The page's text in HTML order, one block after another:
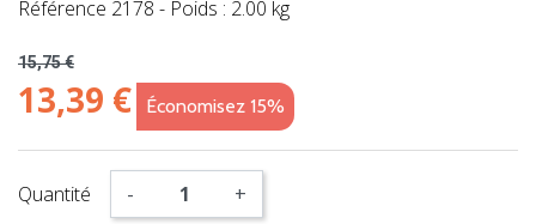
Référence 2178 - Poids : 2.00 kg
15,75 €
13,39 € Économisez 15%
Quantité - +